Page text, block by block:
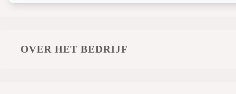
OVER HET BEDRIJF